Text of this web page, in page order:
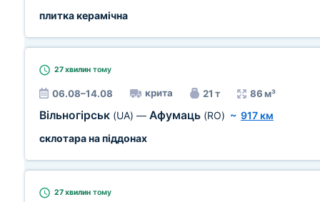
плитка керамічна
27 хвилин тому
06.08–14.08 крита 21 т 86 м³
Вільногірськ (UA) — Афумаць (RO) ~ 917 км
склотара на піддонах
27 хвилин тому